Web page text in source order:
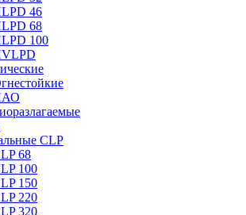
46
68
100
CLP
68
100
150
220
320